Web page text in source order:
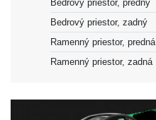
Bedrový priestor, predný
Bedrový priestor, zadný
Ramenný priestor, predná
Ramenný priestor, zadná